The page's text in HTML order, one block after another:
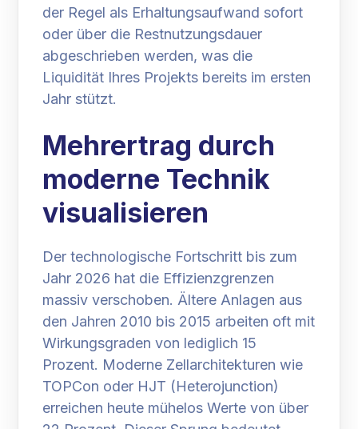
der Regel als Erhaltungsaufwand sofort
oder über die Restnutzungsdauer
abgeschrieben werden, was die
Liquidität Ihres Projekts bereits im ersten
Jahr stützt.
Mehrertrag durch
moderne Technik
visualisieren
Der technologische Fortschritt bis zum
Jahr 2026 hat die Effizienzgrenzen
massiv verschoben. Ältere Anlagen aus
den Jahren 2010 bis 2015 arbeiten oft mit
Wirkungsgraden von lediglich 15
Prozent. Moderne Zellarchitekturen wie
TOPCon oder HJT (Heterojunction)
erreichen heute mühelos Werte von über